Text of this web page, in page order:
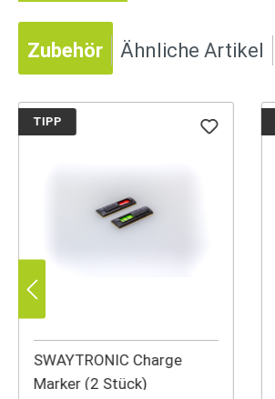
Zubehör Ähnliche Artikel
TIPP
SWAYTRONIC Charge
Marker (2 Stück)